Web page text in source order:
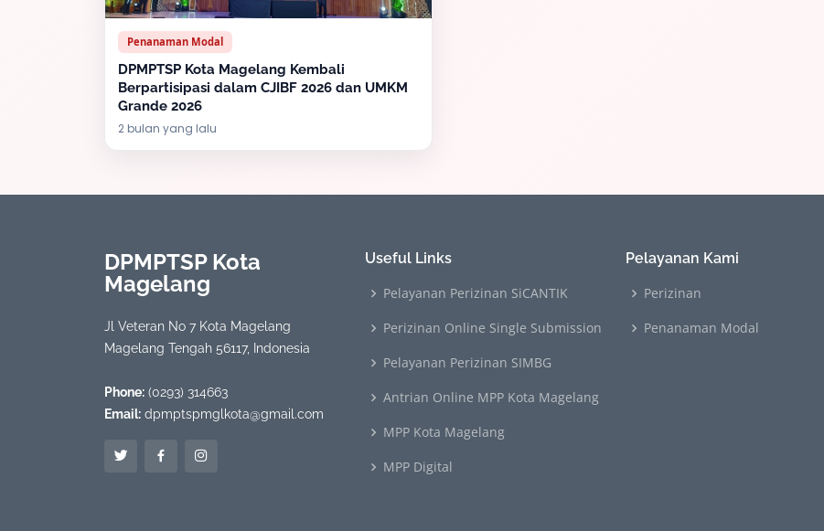
Penanaman Modal
DPMPTSP Kota Magelang Kembali
Berpartisipasi dalam CJIBF 2026 dan UMKM
Grande 2026
2 bulan yang lalu
DPMPTSP Kota
Magelang
Jl Veteran No 7 Kota Magelang
Magelang Tengah 56117, Indonesia
Phone: (0293) 314663
Email: dpmptspmglkota@gmail.com
Useful Links
Pelayanan Perizinan SiCANTIK
Perizinan Online Single Submission
Pelayanan Perizinan SIMBG
Antrian Online MPP Kota Magelang
MPP Kota Magelang
MPP Digital
Pelayanan Kami
Perizinan
Penanaman Modal